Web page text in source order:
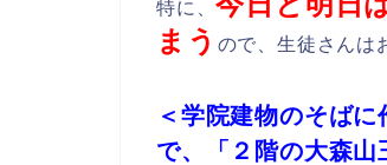
特に、
まう ので、生徒さんは
＜学院建物のそば
で、「２階の大森山